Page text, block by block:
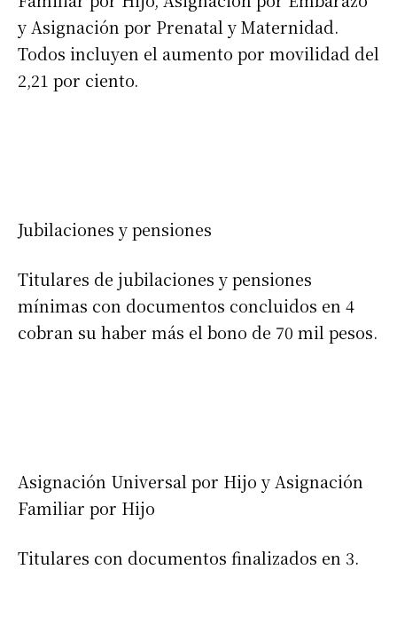
y Asignación por Prenatal y Maternidad.
Todos incluyen el aumento por movilidad del
2,21 por ciento.
Jubilaciones y pensiones
Titulares de jubilaciones y pensiones
mínimas con documentos concluidos en 4
cobran su haber más el bono de 70 mil pesos.
Asignación Universal por Hijo y Asignación
Familiar por Hijo
Titulares con documentos finalizados en 3.